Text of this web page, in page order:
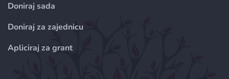
Doniraj sada
Doniraj za zajednicu
Apliciraj za grant